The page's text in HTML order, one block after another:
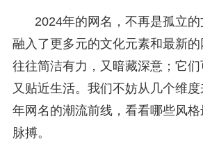
2024年的网名，不再是孤立
融入了更多元的文化元素和最新
往往简洁有力，又暗藏深意；它们
又贴近生活。我们不妨从几个维
年网名的潮流前线，看看哪些风
脉搏。